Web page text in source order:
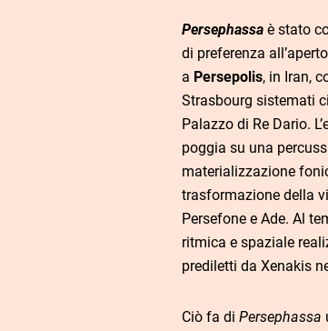
Persephassa è stato
di preferenza
a Persepolis, in Iran,
Strasbourg sistemati
Palazzo di Re Dario.
poggia su una
materializzazione
trasformazione della
Persefone e Ade. Al
ritmica e spaziale
prediletti da Xenakis
Ciò fa di Persephassa